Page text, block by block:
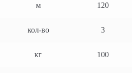
м 120
кол-во 3
кг 100